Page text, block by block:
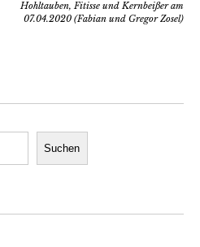
Hohltauben, Fitisse und Kernbeißer am
07.04.2020 (Fabian und Gregor Zosel)
Suchen